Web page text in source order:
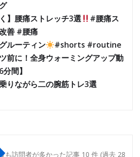
】腰痛ストレッチ3選
#腰痛ス
善 #腰痛
ルーティン
#shorts #routine
前に！全身ウォーミングアップ動
間】
りながら二の腕筋トレ3選
最も訪問者が多かった記事 10 件 (過去 28